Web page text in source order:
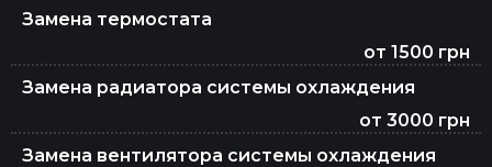
Замена термостата
от 1500 грн
Замена радиатора системы охлаждения
от 3000 грн
Замена вентилятора системы охлаждения